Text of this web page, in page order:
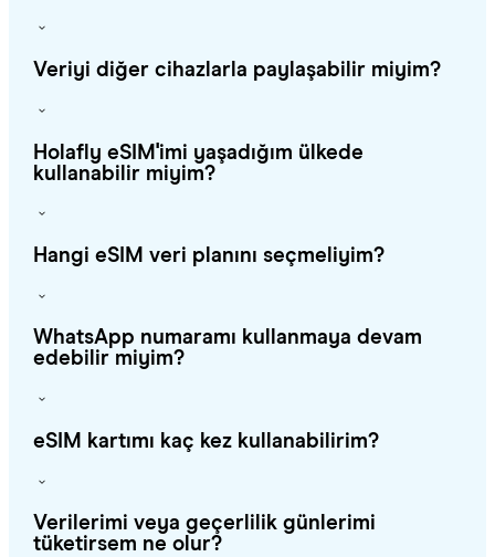
Veriyi diğer cihazlarla paylaşabilir miyim?
Holafly eSIM'imi yaşadığım ülkede
kullanabilir miyim?
Hangi eSIM veri planını seçmeliyim?
WhatsApp numaramı kullanmaya devam
edebilir miyim?
eSIM kartımı kaç kez kullanabilirim?
Verilerimi veya geçerlilik günlerimi
tüketirsem ne olur?